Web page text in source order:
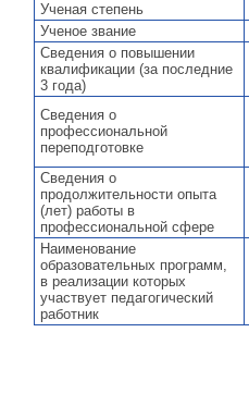
Ученая степень
Ученое звание
Сведения о повышении
квалификации (за последние
3 года)
Сведения о
профессиональной
переподготовке
Сведения о
продолжительности опыта
(лет) работы в
профессиональной сфере
Наименование
образовательных программ,
в реализации которых
участвует педагогический
работник